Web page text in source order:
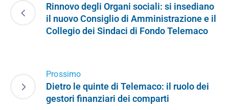
Rinnovo degli Organi sociali: si insediano
il nuovo Consiglio di Amministrazione e il
Collegio dei Sindaci di Fondo Telemaco
Prossimo
Dietro le quinte di Telemaco: il ruolo dei
gestori finanziari dei comparti